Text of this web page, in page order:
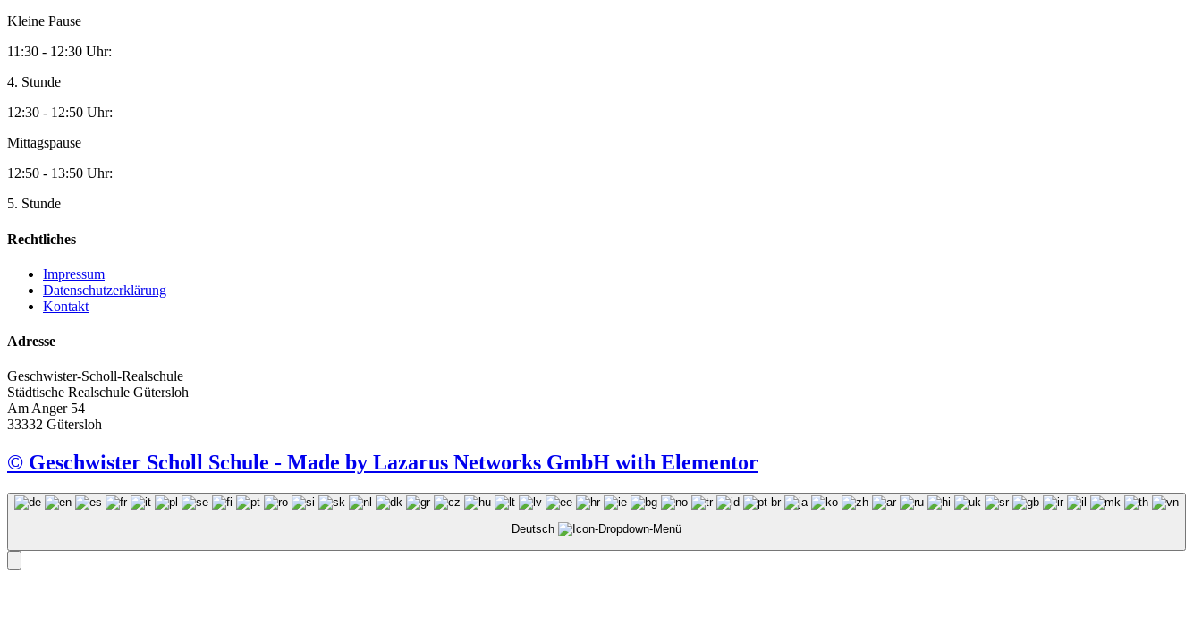
Kleine Pause
11:30 - 12:30 Uhr:
4. Stunde
12:30 - 12:50 Uhr:
Mittagspause
12:50 - 13:50 Uhr:
5. Stunde
Rechtliches
Impressum
Datenschutzerklärung
Kontakt
Adresse
Geschwister-Scholl-Realschule
Städtische Realschule Gütersloh
Am Anger 54
33332 Gütersloh
© Geschwister Scholl Schule - Made by Lazarus Networks GmbH with Elementor
Deutsch